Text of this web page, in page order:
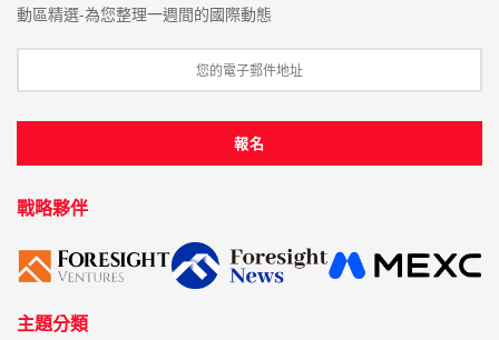
動區精選-為您整理一週間的國際動態
戰略夥伴
主題分類